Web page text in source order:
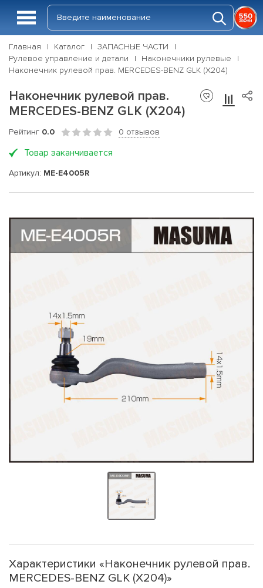
Главная Каталог
ЗАПАСНЫЕ ЧАСТИ
Рулевое управление и детали
Наконечники рулевые
Наконечник рулевой прав. MERCEDES-BENZ GLK (X204)
Наконечник рулевой прав.
MERCEDES-BENZ GLK (X204)
Рейтинг 0.0 0 отзывов
Товар заканчивается
Артикул: ME-E4005R
Характеристики «Наконечник рулевой прав.
MERCEDES-BENZ GLK (X204)»